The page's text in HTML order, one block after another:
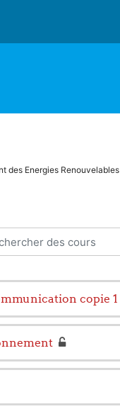
des Energies Renouvelables
des cours
copie 1